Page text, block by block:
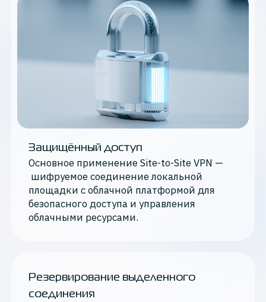
Защищённый доступ
Основное применение Site-to-Site VPN —
шифруемое соединение локальной
площадки с облачной платформой для
безопасного доступа и управления
облачными ресурсами.
Резервирование выделенного
соединения